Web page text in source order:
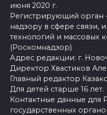
июня 2020 г.
Регистрирующий орган
надзору в сфере связи,
технологий и массовых
(Роскомнадзор)
Адрес редакции: г.
Директор Хвастиков
Главный редактор
Для детей старше 16 лет.
Контактные данные для
государственных